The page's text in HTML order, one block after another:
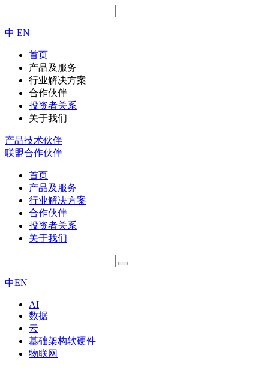
中 EN
首页
产品及服务
行业解决方案
合作伙伴
投资者关系
关于我们
产品技术伙伴
联盟合作伙伴
首页
产品及服务
行业解决方案
合作伙伴
投资者关系
关于我们
中EN
AI
数据
云
基础架构软硬件
物联网